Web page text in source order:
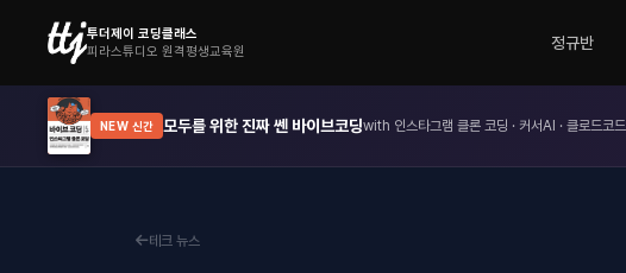
투더제이 코딩클래스
피라스튜디오 원격평생교육원
정규반
NEW 신간 모두를 위한 진짜 쎈 바이브코딩with 인스타그램 클론 코딩 · 커서AI · 클로드코드
테크 뉴스